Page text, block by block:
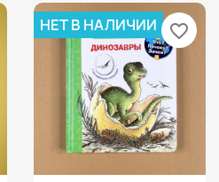
НЕТ В НАЛИЧИИ favorite_border